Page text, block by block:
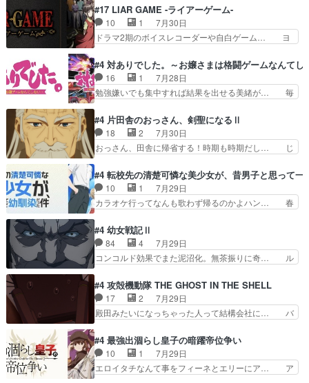
れww唐突な作画力の正… なんか今日はかなり一
瞬で終わっちまったっ… 先週と比べてまだまとも
に見えた。4話は過…
惨な過去がきっちり現代に継承されている… ダラ
さんと姉弟の母との出会いの話やはりダ… ダラさ
んの過去話も佳境…げに恐ろしいは人… 第５話感
想：２人の過剰な貢ぎ物?の礼とし… 第５話感
系列が4話と入れ替わってるのね… こんなデカイ
のどうやって運ぶんだよ！？姉… ダラさん、人型
形態にもなれるんか!?w髪…
#17 LIAR GAME -ライアーゲーム-
10 1
7月30日
ドラマ2期のボイスレコーダーや自白ゲーム… ヨ
国の奴らも馬鹿が多いが、夜の国も同じ… ご視聴
ありがとうございました来週もよろし… 握った◯
治郎（中の人的に）仲間であるプレ… ヨコヤの頭
の回転の速さと人間の心理を利用… 夜の国のヨコ
で夜の国の独裁支配を強化、… やはりヨコヤいい
ですね。昼の国が勝てる流… 役で出演いたしまし
た。次回も緊張が止まり…
#4 対ありでした。～お嬢さまは格闘ゲームなんてし
16 1
7月28日
勉強嫌いでも集中すれば結果を出せる美緒が… 毎
なゲームも相手が強すぎるとやる気無く… テー
マ：テスト勉強と大会感想は、美緒がテ… すげー
ーーーーーーーー良い……。女性声優… 深夜の格
ゲー対戦よりテストの方がよっぽど… 真剣に授業
ストに向けて勉強会！美緒ちゃ… 受験勉強と戦闘
の2択なら戦闘を選ぶ娘w美… 勉強嫌いでバトル
を選ぶって、ひぐらしの沙…
#4 片田舎のおっさん、剣聖になるⅡ
18 2
7月30日
おっさん、田舎に帰省する！時期も時期だし… じ
れない爺さんには夢が詰まってると思う… クル
ニ、ヘンブリッツ、ミュイと一緒におっ… 帰省、
お供ヒロインはクルニ。順番的には確… 父親から
手紙が来た。サーベルボアの退治の… ここでヘン
家に帰ることに・ベリルはミュ… おっさんの親と
なるとお爺ちゃんだよね孫扱… ・ベリル、実家に
帰ることに・ベリルはミュ…
#4 転校先の清楚可憐な美少女が、昔男子と思って一
10 1
7月29日
カラオケ行ってなんも歌わず帰るのかよハン… 春
やらあの女優さんが春希のお母さんのよ… 春希ち
ゃん姫ちゃんに野菜の子も凄え可愛い… 隼人くん
のスマホを買いに行ってたけど完全… 第４話を
U-NEXTで視聴しました。視聴… スマホを買うた
見始めてたけどなんだかん… いきなりシリアス展
開ぶち込んでくるじゃん… 春希の家庭事情は複
雑。食事とか隼人が親身…
#4 幼女戦記Ⅱ
84 4
7月29日
コンコルド効果でまた泥沼化。無茶振りに奇… ル
グを更新しました!!宜しければ、是非… 計画通り
にはいかないね笑やり遂げた(ほぼ… 今回もター
ニャに不都合なことがあったりし… 白髪の男性が
語った家族を失った喪無感が、… 連邦に対して有
油を注ぐターニャの勝利軍… 犠牲を払っても良い
ならお前たちが前線へ行… 戦闘がアッサリし過ぎ
じゃない？戦争がメイ…
#4 攻殻機動隊 THE GHOST IN THE SHELL
17 2
7月29日
殿田みたいになっちゃった人って結構会社に… バ
見た目もうただのロボでしかないんだよ… 俺らの
汗拭きそりゃいやだろwwバトー＆ト… イノセン
スの元となった回だけど、ガイノイ… アダム・リ
ンクやジェイムスン(教授)型サ… アンドロイドも
#4 最強出涸らし皇子の暗躍帝位争い
10 1
7月29日
エロイタチなんて事をフィーネとエリーにア… ア